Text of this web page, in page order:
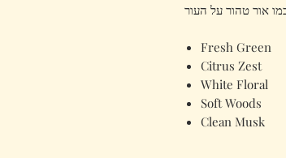
Fresh Green
Citrus Zest
White Floral
Soft Woods
Clean Musk